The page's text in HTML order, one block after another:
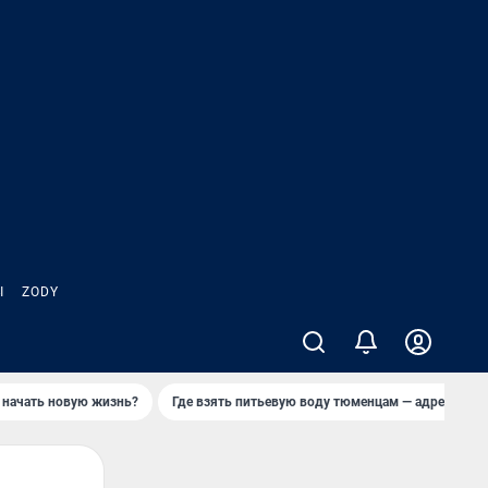
ZODY
начать новую жизнь? Где взять питьевую воду тюменцам — адреса